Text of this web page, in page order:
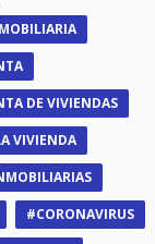
DE VIVIENDAS
VIVIENDA
CORONAVIRUS